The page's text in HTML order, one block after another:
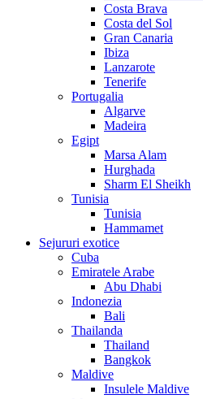
Costa Brava
Costa del Sol
Gran Canaria
Ibiza
Lanzarote
Tenerife
Portugalia
Algarve
Madeira
Egipt
Marsa Alam
Hurghada
Sharm El Sheikh
Tunisia
Tunisia
Hammamet
Sejururi exotice
Cuba
Emiratele Arabe
Abu Dhabi
Indonezia
Bali
Thailanda
Thailand
Bangkok
Maldive
Insulele Maldive